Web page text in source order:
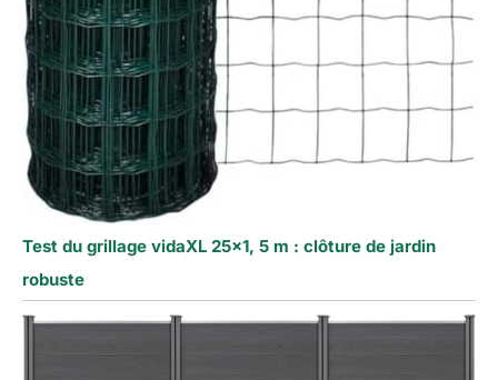
Test du grillage vidaXL 25×1, 5 m : clôture de jardin
robuste